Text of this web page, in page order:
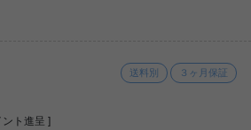
送料別 ３ヶ月保証
ント進呈 ]